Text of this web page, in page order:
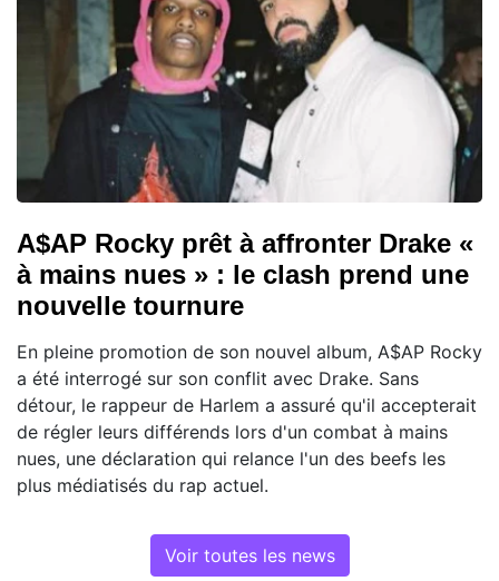
A$AP Rocky prêt à affronter Drake «
à mains nues » : le clash prend une
nouvelle tournure
En pleine promotion de son nouvel album, A$AP Rocky
a été interrogé sur son conflit avec Drake. Sans
détour, le rappeur de Harlem a assuré qu'il accepterait
de régler leurs différends lors d'un combat à mains
nues, une déclaration qui relance l'un des beefs les
plus médiatisés du rap actuel.
Voir toutes les news